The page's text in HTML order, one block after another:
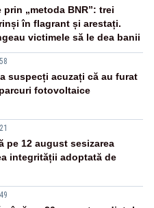
prin „metoda BNR”: trei
în flagrant și arestați.
victimele să le dea banii
suspecți acuzați că au furat
fotovoltaice
pe 12 august sesizarea
integrității adoptată de